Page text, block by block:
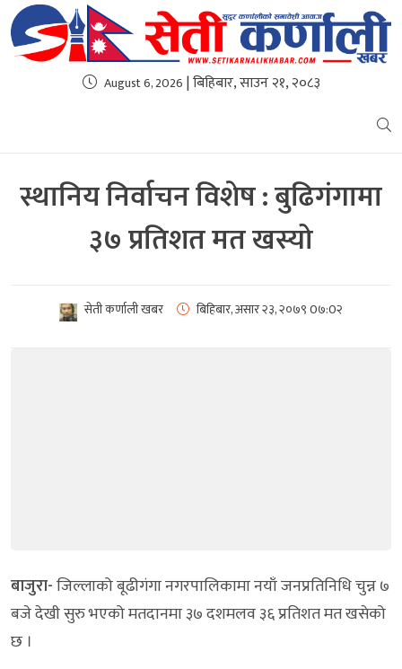
August 6, 2026 | बिहिबार, साउन २१, २०८३
स्थानिय निर्वाचन विशेष : बुढिगंगामा
३७ प्रतिशत मत खस्यो
सेती कर्णाली खबर बिहिबार, असार २३, २०७९0७:0२
बाजुरा-जिल्लाको बूढीगंगा नगरपालिकामा नयाँ जनप्रतिनिधि चुन्न ७
बजे देखी सुरु भएको मतदानमा ३७ दशमलव ३६ प्रतिशत मत खसेको
छ ।